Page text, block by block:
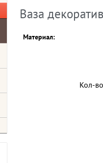
Ваза
Материал:
Кол-